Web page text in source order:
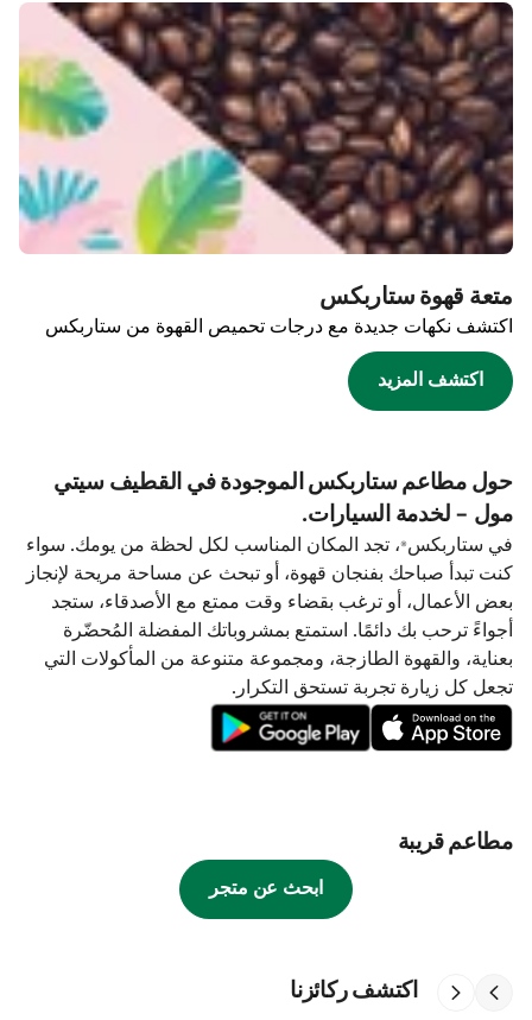
متعة قهوة ستاربكس
اكتشف نكهات جديدة مع درجات تحميص القهوة من ستاربكس
اكتشف المزيد
حول مطاعم ستاربكس الموجودة في القطيف سيتي
مول - لخدمة السيارات.
في ستاربكس®، تجد المكان المناسب لكل لحظة من يومك. سواء
كنت تبدأ صباحك بفنجان قهوة، أو تبحث عن مساحة مريحة لإنجاز
بعض الأعمال، أو ترغب بقضاء وقت ممتع مع الأصدقاء، ستجد
أجواءً ترحب بك دائمًا. استمتع بمشروباتك المفضلة المُحضّرة
بعناية، والقهوة الطازجة، ومجموعة متنوعة من المأكولات التي
تجعل كل زيارة تجربة تستحق التكرار.
مطاعم قريبة
ابحث عن متجر
اكتشف ركائزنا